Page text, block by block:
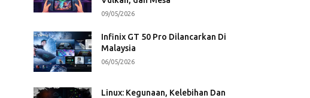
09/05/2026
Infinix GT 50 Pro Dilancarkan Di
Malaysia
06/05/2026
Linux: Kegunaan, Kelebihan Dan